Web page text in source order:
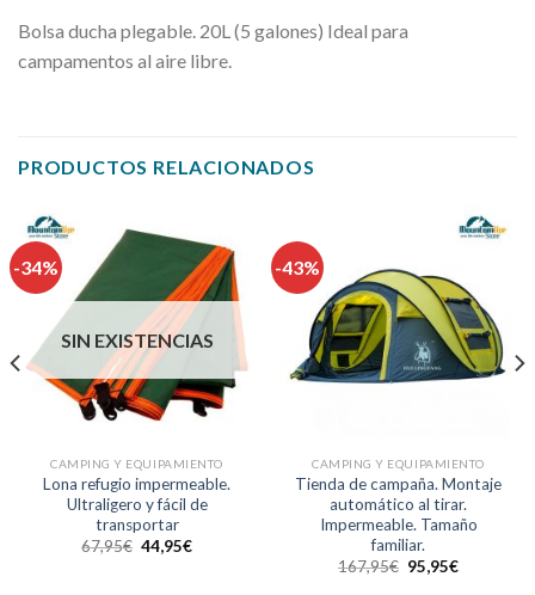
Bolsa ducha plegable. 20L (5 galones) Ideal para
campamentos al aire libre.
PRODUCTOS RELACIONADOS
-34%
SIN EXISTENCIAS
CAMPING Y EQUIPAMIENTO
Lona refugio impermeable.
Ultraligero y fácil de
transportar
67,95€ 44,95€
-43%
CAMPING Y EQUIPAMIENTO
Tienda de campaña. Montaje
automático al tirar.
Impermeable. Tamaño
familiar.
167,95€ 95,95€